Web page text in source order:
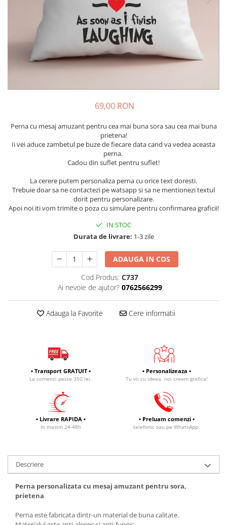
Body bebelusi personalizate
Perne personalizate
Plusuri personalizate
Agende personalizate
Etichete pentru sticla de vin
Cadouri pentru Doctori
Cadouri Pensionare
Cadouri Profesori
69,00 RON
Perna cu mesaj amuzant pentru cea mai buna sora sau cea mai buna
prietena!
Ii vei aduce zambetul pe buze de fiecare data cand va vedea aceasta
perna.
Cadou din suflet pentru suflet!
La cerere putem personaliza perna cu orice text doresti.
Trebuie doar sa ne contactezi pe watsapp si sa ne mentionezi textul
dorit pentru personalizare.
Apoi noi iti vom trimite o poza cu simulare pentru confirmarea graficii!
IN STOC
Durata de livrare: 1-3 zile
ADAUGA IN COS
Cod Produs: C737
Ai nevoie de ajutor? 0762566299
Adauga la Favorite Cere informatii
• Transport GRATUIT •
La comenzi peste 350 lei.
• Personalizeaza •
Tu vii cu ideea, noi creem grafica!
• Livrare RAPIDA •
In maxim 24-48h
• Preluam comenzi •
telefonic sau pe WhatsApp.
Descriere
Perna personalizata cu mesaj amuzant pentru sora,
prietena
Perna este fabricata dintr-un material de buna calitate.